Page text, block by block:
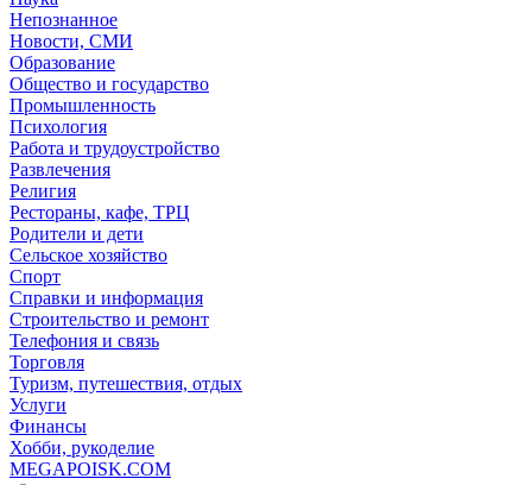
Непознанное
Новости, СМИ
Образование
Общество и государство
Промышленность
Психология
Работа и трудоустройство
Развлечения
Религия
Рестораны, кафе, ТРЦ
Родители и дети
Сельское хозяйство
Спорт
Справки и информация
Строительство и ремонт
Телефония и связь
Торговля
Туризм, путешествия, отдых
Услуги
Финансы
Хобби, рукоделие
MEGAPOISK.COM